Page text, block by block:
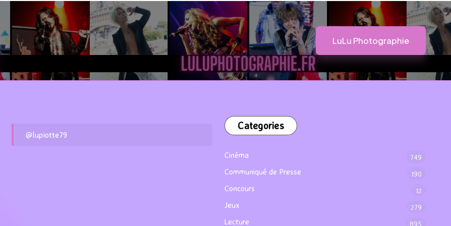
LuLu Photographie
@lupiotte79
Categories
Cinéma 749
Communiqué de Presse 190
Concours 12
Jeux 279
Lecture 895